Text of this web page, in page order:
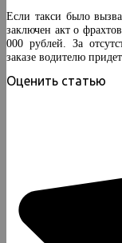
Если такси было
заключен акт о
000 рублей. За
заказе водителю
Оценить статью